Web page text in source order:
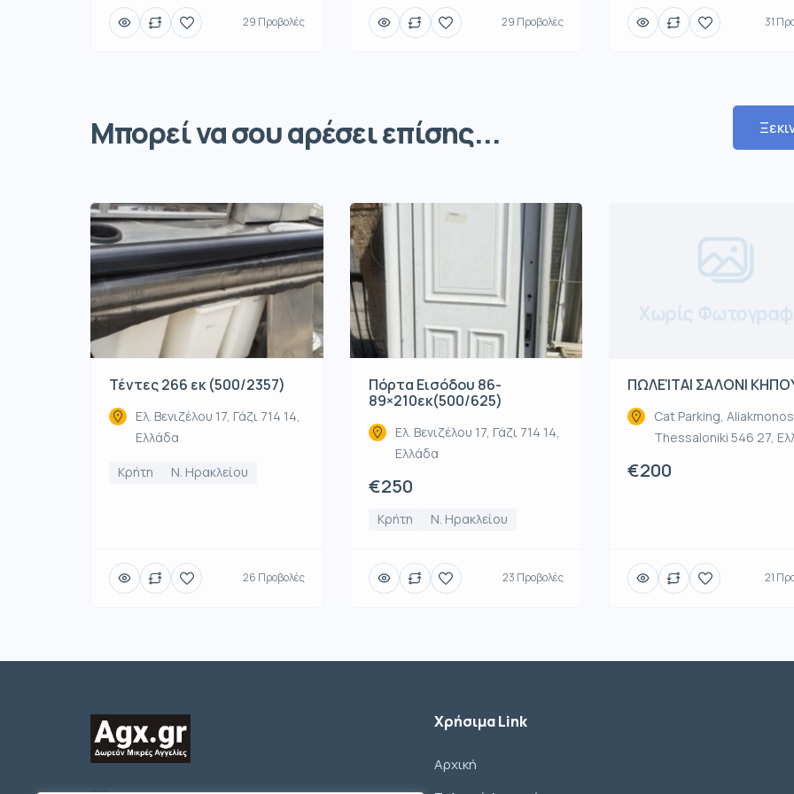
29 Προβολές 29 Προβολές 31
Μπορεί να σου αρέσει επίσης...
Τέντες 266 εκ (500/2357)
Ελ. Βενιζέλου 17, Γάζι 714 14,
Ελλάδα
Κρήτη Ν. Ηρακλείου
26 Προβολές
Πόρτα Εισόδου 86-
89×210εκ(500/625)
Ελ. Βενιζέλου 17, Γάζι 714 14,
Ελλάδα
€250
Κρήτη Ν. Ηρακλείου
23 Προβολές
Χωρίς
ΠΩΛΕΊΤΑΙ ΣΑΛΟΝΙ
Cat Parking, Aliakmonos
Thessaloniki 546 27,
€200
21
Χρήσιμα Link
Αρχική